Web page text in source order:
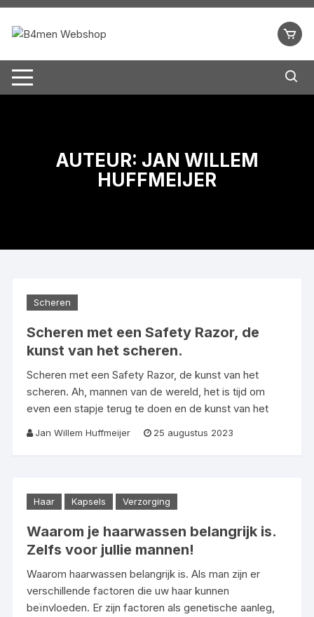
Ga
naar
inhoud
AUTEUR: JAN WILLEM
HUFFMEIJER
Scheren
Scheren met een Safety Razor, de
kunst van het scheren.
Scheren met een Safety Razor, de kunst van het
scheren. Ah, mannen van de wereld, het is tijd om
even een stapje terug te doen en de kunst van het
Jan Willem Huffmeijer 25 augustus 2023
Haar Kapsels Verzorging
Waarom je haarwassen belangrijk is.
Zelfs voor jullie mannen!
Waarom haarwassen belangrijk is. Als man zijn er
verschillende factoren die uw haar kunnen
beïnvloeden. Er zijn factoren als genetische aanleg,